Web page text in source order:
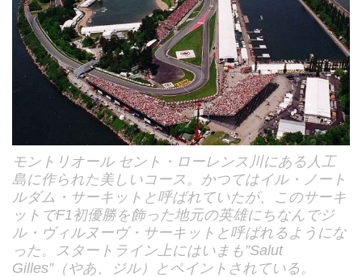
モントリオール セント・ローレンス川にある人工
島に作られた美しいコース。かつてはイル・ノート
ルダム・サーキットと呼ばれていたが、このサーキ
ットでF1初優勝を飾った地元の英雄にちなんでジ
ル・ヴィルヌーヴ・サーキットと呼ばれるようにな
った。スタートライン上にはいまも”Salut
Gilles”（やあ、ジル）とペイントされている。